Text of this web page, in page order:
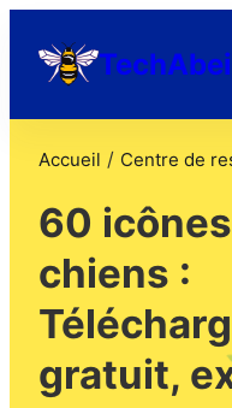
Accueil / Centre de
60
chiens :
gratuit,